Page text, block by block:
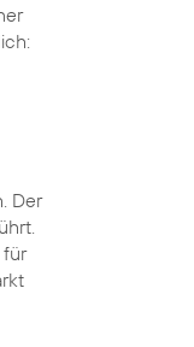
Der
für